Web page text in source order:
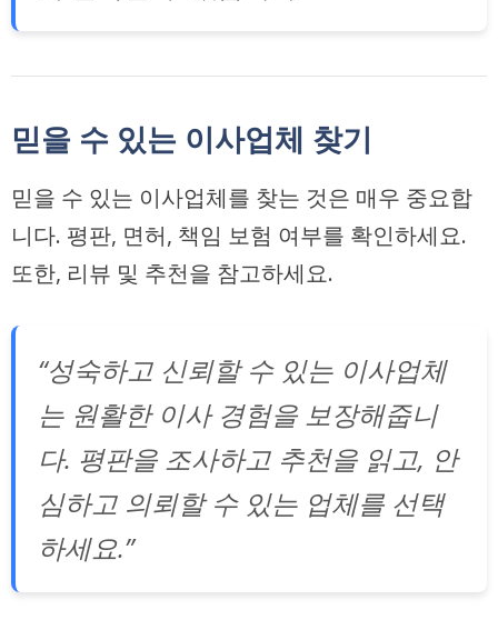
믿을 수 있는 이사업체 찾기
믿을 수 있는 이사업체를 찾는 것은 매우 중요합
니다. 평판, 면허, 책임 보험 여부를 확인하세요.
또한, 리뷰 및 추천을 참고하세요.
“성숙하고 신뢰할 수 있는 이사업체
는 원활한 이사 경험을 보장해줍니
다. 평판을 조사하고 추천을 읽고, 안
심하고 의뢰할 수 있는 업체를 선택
하세요.”